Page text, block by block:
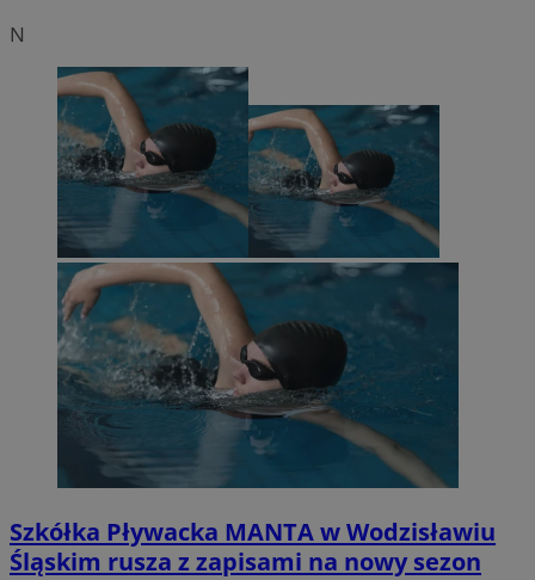
N
Szkółka Pływacka MANTA w Wodzisławiu
Śląskim rusza z zapisami na nowy sezon